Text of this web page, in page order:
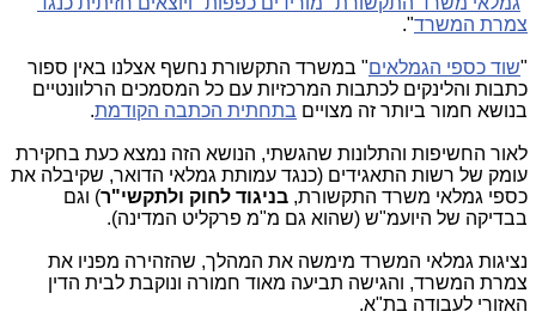
צמרת המשרד".
"שוד כספי הגמלאים" במשרד התקשורת נחשף אצלנו באין ספור
כתבות והלינקים לכתבות המרכזיות עם כל המסמכים הרלוונטיים
בנושא חמור ביותר זה מצויים בתחתית הכתבה הקודמת.
לאור החשיפות והתלונות שהגשתי, הנושא הזה נמצא כעת בחקירת
עומק של רשות התאגידים (כנגד עמותת גמלאי הדואר, שקיבלה את
כספי גמלאי משרד התקשורת, בניגוד לחוק ולתקשי"ר) וגם
בבדיקה של היועמ"ש (שהוא גם מ"מ פרקליט המדינה).
נציגות גמלאי המשרד מימשה את המהלך, שהזהירה מפניו את
צמרת המשרד, והגישה תביעה מאוד חמורה ונוקבת לבית הדין
האזורי לעבודה בת"א.